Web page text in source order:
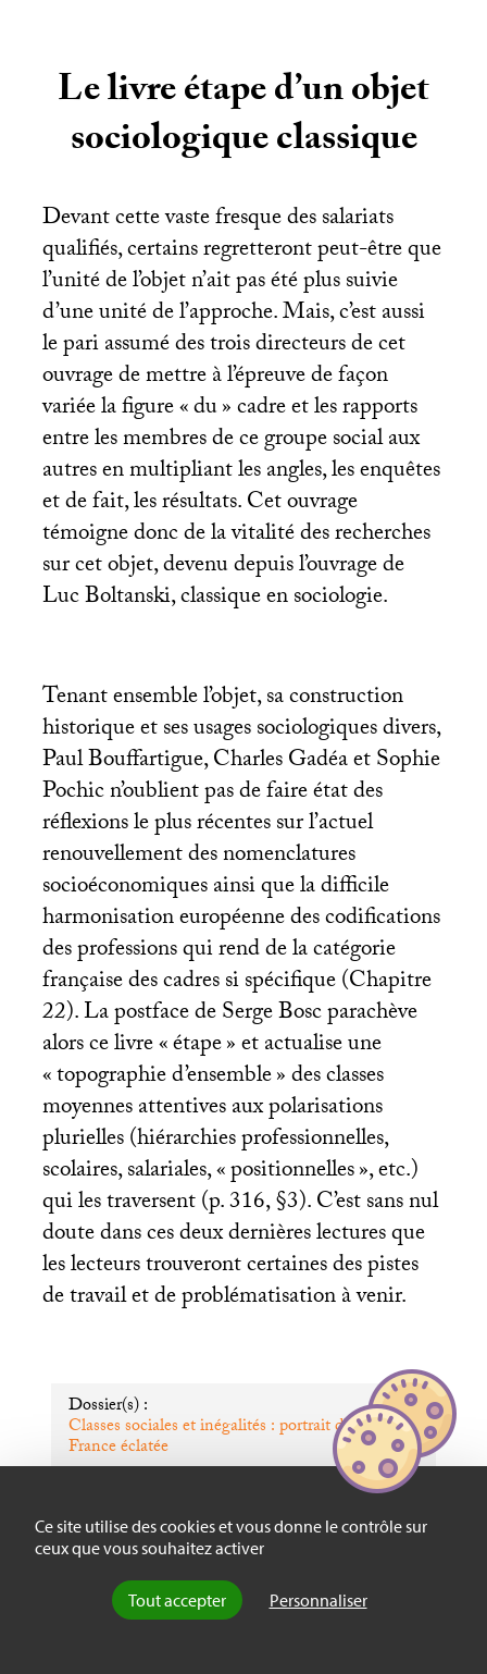
Ce site utilise des cookies et vous donne le contrôle sur
ceux que vous souhaitez activer
Tout accepter Personnaliser
Le livre étape d’un objet
sociologique classique
Devant cette vaste fresque des salariats
qualifiés, certains regretteront peut-être que
l’unité de l’objet n’ait pas été plus suivie
d’une unité de l’approche. Mais, c’est aussi
le pari assumé des trois directeurs de cet
ouvrage de mettre à l’épreuve de façon
variée la figure «du» cadre et les rapports
entre les membres de ce groupe social aux
autres en multipliant les angles, les enquêtes
et de fait, les résultats. Cet ouvrage
témoigne donc de la vitalité des recherches
sur cet objet, devenu depuis l’ouvrage de
Luc Boltanski, classique en sociologie.
Tenant ensemble l’objet, sa construction
historique et ses usages sociologiques divers,
Paul Bouffartigue, Charles Gadéa et Sophie
Pochic n’oublient pas de faire état des
réflexions le plus récentes sur l’actuel
renouvellement des nomenclatures
socioéconomiques ainsi que la difficile
harmonisation européenne des codifications
des professions qui rend de la catégorie
française des cadres si spécifique (Chapitre
22). La postface de Serge Bosc parachève
alors ce livre «étape» et actualise une
«topographie d’ensemble» des classes
moyennes attentives aux polarisations
plurielles (hiérarchies professionnelles,
scolaires, salariales, «positionnelles», etc.)
qui les traversent (p. 316, §3). C’est sans nul
doute dans ces deux dernières lectures que
les lecteurs trouveront certaines des pistes
de travail et de problématisation à venir.
Dossier(s) :
Classes sociales et inégalités : portrait d’une
France éclatée
parCédric Hugrée
2011